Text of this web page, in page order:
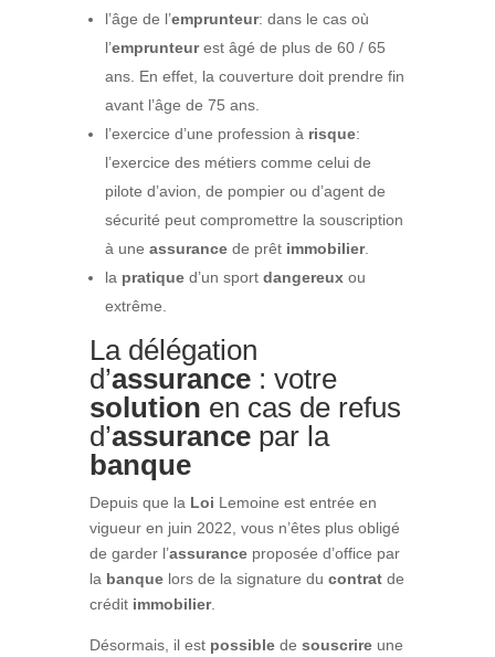
l’âge de l’emprunteur: dans le cas où
l’emprunteurest âgé de plus de 60 / 65
ans. En effet, la couverture doit prendre fin
avant l’âge de 75 ans.
l’exercice d’une profession à risque:
l’exercice des métiers comme celui de
pilote d’avion, de pompier ou d’agent de
sécurité peut compromettre la souscription
à une assurancede prêt immobilier.
la pratiqued’un sport dangereuxou
extrême.
La délégation
d’assurance: votre
solution en cas de refus
d’assurancepar la
banque
Depuis que la Loi Lemoine est entrée en
vigueur en juin 2022, vous n’êtes plus obligé
de garder l’assuranceproposée d’office par
la banquelors de la signature du contratde
crédit immobilier.
Désormais, il est possiblede souscrireune